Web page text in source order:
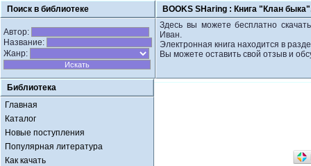
Поиск в библиотеке BOOKS SHaring : Книга "Клан
Автор:
Название:
Жанр:
Здесь вы можете бесплатно
Иван.
Электронная книга находится в
Вы можете оставить свой отзыв и
Библиотека
Главная
Каталог
Новые поступления
Популярная литература
Как качать